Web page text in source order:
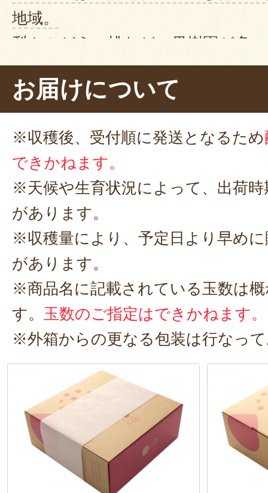
地域。
梨やぶどう、桃などの果樹園が多
います。
そんな白根地区でプラムを栽培し
実は私熊倉、お恥ずかしながらプ
がありません。
取材の前から「口に合わなかった
んて不安を抱えておりました。
緊張しながら農園の門をたたきま
「こんにちは！新潟直送計画の熊
しくお願い…しま…す。」
え、富山さん。ごっつイケメン。
じゃなくてプラム。しっかりとプ
なければ。
ということでさっそく完熟プラム
なんと皮ごと食べられるというこ
まいかせてもらいます！
ガブっとな。
お届けについて
※収穫後、受付順に発送となるため
できかねます。
※天候や生育状況によって、出荷
があります。
※収穫量により、予定日より早め
があります。
※商品名に記載されている玉数は
す。 玉数のご指定はできかねます。
※外箱からの更なる包装は行なっ